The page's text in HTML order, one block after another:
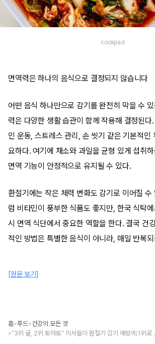
cookpad
면역력은 하나의 음식으로 결정되지 않습니다
어떤 음식 하나만으로 감기를 완전히 막을 수
력은 다양한 생활 습관이 함께 작용해 결정된다
인 운동, 스트레스 관리, 손 씻기 같은 기본적인
요하다. 여기에 채소와 과일을 균형 있게 섭취
면역 기능이 안정적으로 유지될 수 있다.
환절기에는 작은 체력 변화도 감기로 이어질 수
럼 비타민이 풍부한 식품도 좋지만, 한국 식탁
시 면역 식단에서 중요한 역할을 한다. 결국 건
적인 방법은 특별한 음식이 아니라, 매일 반복
[원문 보기]
홈>푸드>건강의 모든 것
> “3위 귤, 2위